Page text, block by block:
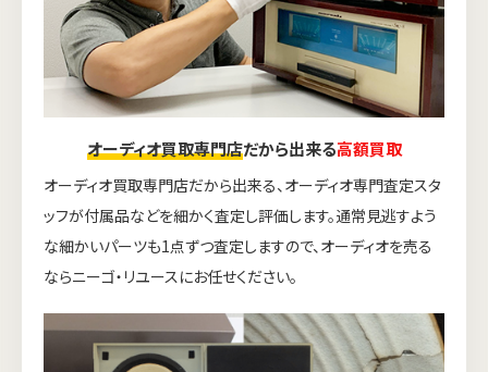
オーディオ買取専門店だから出来る高額買取
オーディオ買取専門店だから出来る、オーディオ専門査定スタ
ッフが付属品などを細かく査定し評価します。通常見逃すよう
な細かいパーツも1点ずつ査定しますので、オーディオを売る
ならニーゴ・リユースにお任せください。